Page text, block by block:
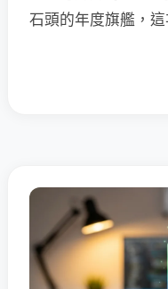
石頭的年度旗艦，